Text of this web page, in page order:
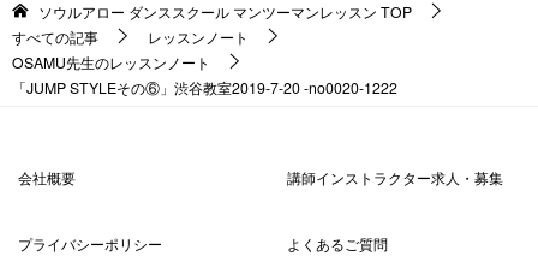
ソウルアロー ダンススクール マンツーマンレッスン TOP
すべての記事
レッスンノート
OSAMU先生のレッスンノート
「JUMP STYLEその⑥」渋谷教室2019-7-20 -no0020-1222
会社概要 講師インストラクター求人・募集
プライバシーポリシー よくあるご質問